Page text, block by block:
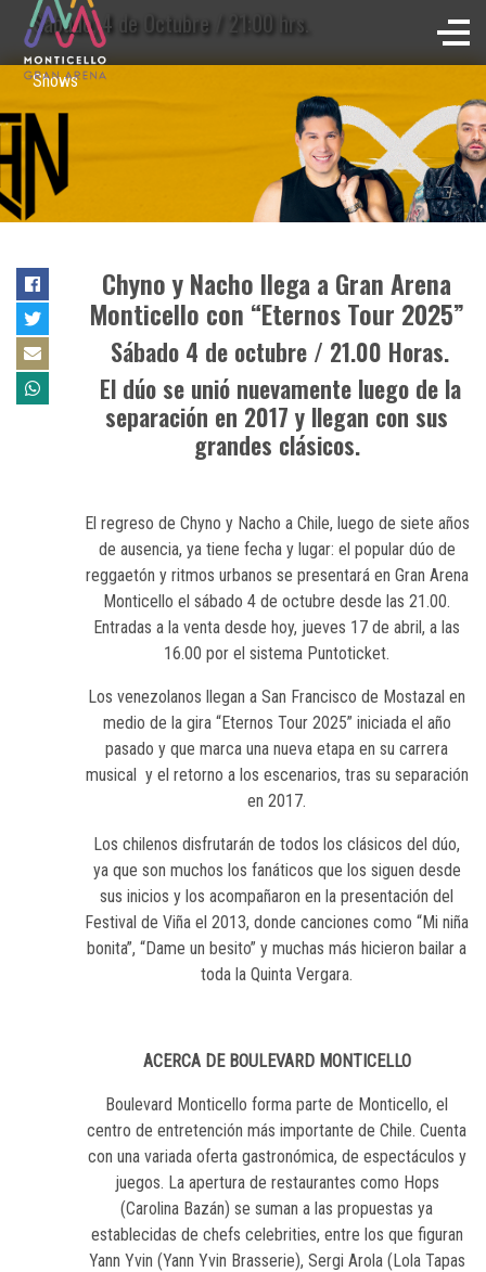
Sábado, 4 de Octubre / 21:00 hrs.
Shows
Chyno y Nacho llega a Gran Arena
Monticello con “Eternos Tour 2025”
Sábado 4 de octubre / 21.00 Horas.
El dúo se unió nuevamente luego de la
separación en 2017 y llegan con sus
grandes clásicos.
El regreso de Chyno y Nacho a Chile, luego de siete años
de ausencia, ya tiene fecha y lugar: el popular dúo de
reggaetón y ritmos urbanos se presentará en Gran Arena
Monticello el sábado 4 de octubre desde las 21.00.
Entradas a la venta desde hoy, jueves 17 de abril, a las
16.00 por el sistema Puntoticket.
Los venezolanos llegan a San Francisco de Mostazal en
medio de la gira “Eternos Tour 2025” iniciada el año
pasado y que marca una nueva etapa en su carrera
musical y el retorno a los escenarios, tras su separación
en 2017.
Los chilenos disfrutarán de todos los clásicos del dúo,
ya que son muchos los fanáticos que los siguen desde
sus inicios y los acompañaron en la presentación del
Festival de Viña el 2013, donde canciones como “Mi niña
bonita”, “Dame un besito” y muchas más hicieron bailar a
toda la Quinta Vergara.
ACERCA DE BOULEVARD MONTICELLO
Boulevard Monticello forma parte de Monticello, el
centro de entretención más importante de Chile. Cuenta
con una variada oferta gastronómica, de espectáculos y
juegos. La apertura de restaurantes como Hops
(Carolina Bazán) se suman a las propuestas ya
establecidas de chefs celebrities, entre los que figuran
Yann Yvin (Yann Yvin Brasserie), Sergi Arola (Lola Tapas